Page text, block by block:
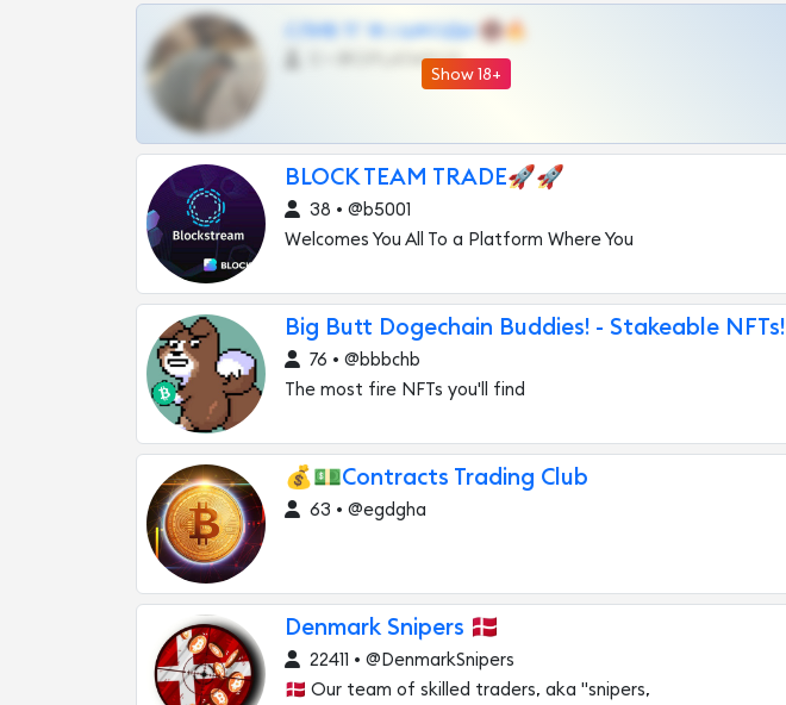
Show 18+
СЛИВ ТГ 18 | ШКОДЫ 🔞🔥
@OPLATAPODPSK1BOT
BLOCK TEAM TRADE🚀🚀
38 • @b5001
Welcomes You All To a Platform Where You
Big Butt Dogechain Buddies! - Stakeable NFTs!
76 • @bbbchb
The most fire NFTs you'll find
💰💵Contracts Trading Club
63 • @egdgha
Denmark Snipers 🇩🇰
22411 • @DenmarkSnipers
🇩🇰 Our team of skilled traders, aka "snipers,